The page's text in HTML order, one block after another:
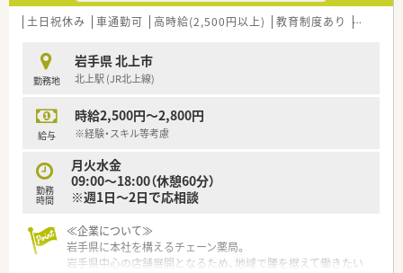
土日祝休み 車通勤可 高時給(2,500円以上) 教育制度あり 大手チ
勤務地
岩手県 北上市
北上駅 (JR北上線)
給与
時給2,500円～2,800円
※経験・スキル等考慮
勤務
時間
月火水金
09:00～18:00（休憩60分）
※週1日～2日で応相談
≪企業について≫
岩手県に本社を構えるチェーン薬局。
岩手県中心の店舗展開となるため、地域で腰を据えて働きたい